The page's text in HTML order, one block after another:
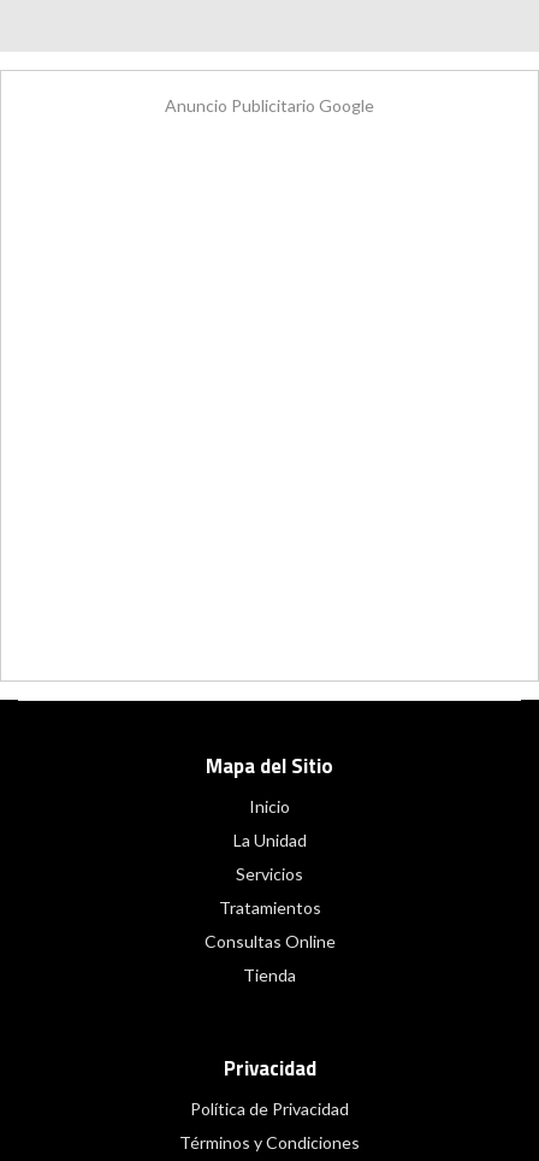
Anuncio Publicitario Google
Mapa del Sitio
Inicio
La Unidad
Servicios
Tratamientos
Consultas Online
Tienda
Privacidad
Política de Privacidad
Términos y Condiciones